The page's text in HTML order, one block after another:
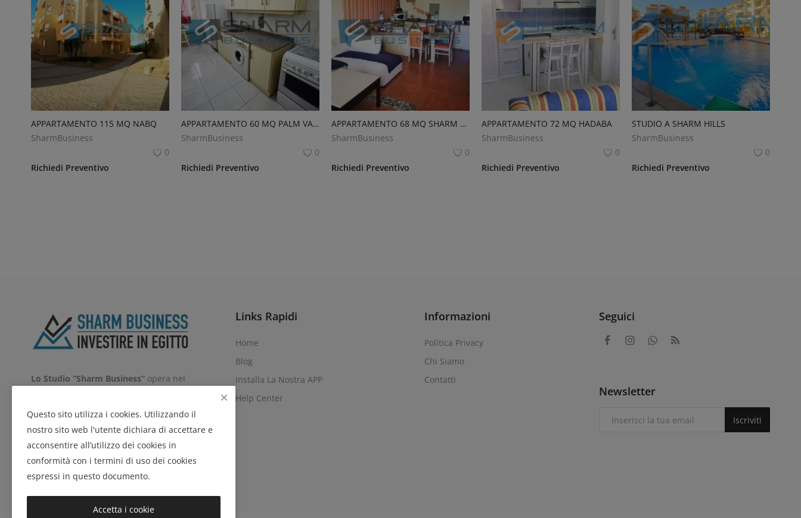
APPARTAMENTO 115 MQ NABQ
SharmBusiness
0
Richiedi Preventivo
APPARTAMENTO 60 MQ PALM VALLEY
SharmBusiness
0
Richiedi Preventivo
APPARTAMENTO 68 MQ SHARM EL SHEIKH
SharmBusiness
0
Richiedi Preventivo
APPARTAMENTO 72 MQ HADABA
SharmBusiness
0
Richiedi Preventivo
STUDIO A SHARM HILLS
SharmBusiness
0
Richiedi Preventivo
Lo Studio “Sharm Business” opera nel
Investimento nel Territorio Egiziano,
Coprendo a360°ogni tipologia di
supporto:Legale, Commerciale,
Marketing, Amministrativo e Logistico.
Links Rapidi
Home
Blog
Installa La Nostra APP
Help Center
Informazioni
Politica Privacy
Chi Siamo
Contatti
Seguici
Newsletter
Iscriviti
Questo sito utilizza i cookies. Utilizzando il
nostro sito web l'utente dichiara di accettare e
acconsentire all’utilizzo dei cookies in
conformità con i termini di uso dei cookies
espressi in questo documento.
Accetta i cookie